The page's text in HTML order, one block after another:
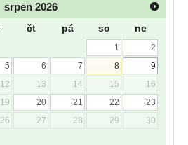
srpen 2026
čt pá so ne
1
2
5 6 7 8
9
12 13 14 15
16
19 20 21 22
23
26 27 28 29
30